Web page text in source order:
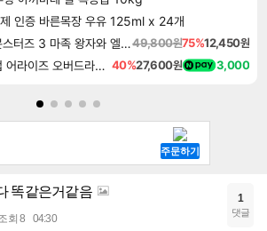
인증 바른목장 우유 125ml x 24개
드래곤 퀘스트 몬스터즈 3 마족 왕자와 엘프의 여행 Dragon Quest Monsters The Dark Prince49,800원75%12,450원
나 혼자만 레벨업 어라이즈 오버드라이브 Solo Leveling Arise 40%27,600원 3,000
똑같은거같음
회 8 04:30
1
댓글